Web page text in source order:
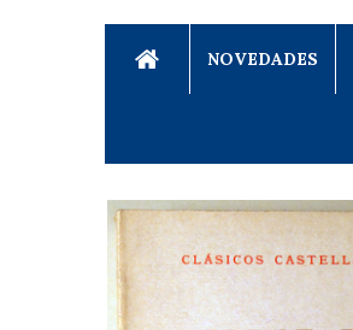
NOVEDADES